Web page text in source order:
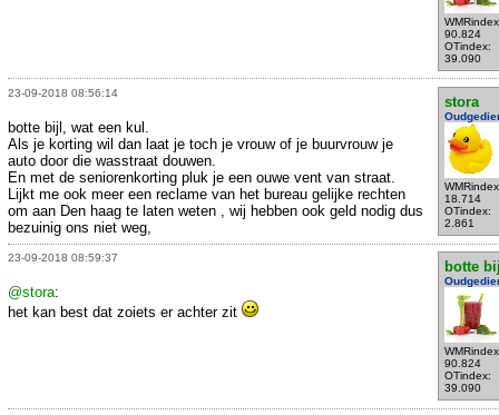
90.824
OTindex:
39.090
23-09-2018 08:56:14
stora
18.714
OTindex:
2.861
botte bijl, wat een kul.
Als je korting wil dan laat je toch je vrouw of je buurvrouw je
auto door die wasstraat douwen.
En met de seniorenkorting pluk je een ouwe vent van straat.
Lijkt me ook meer een reclame van het bureau gelijke rechten
om aan Den haag te laten weten , wij hebben ook geld nodig dus
bezuinig ons niet weg,
23-09-2018 08:59:37
botte
90.824
OTindex:
39.090
@stora:
het kan best dat zoiets er achter zit